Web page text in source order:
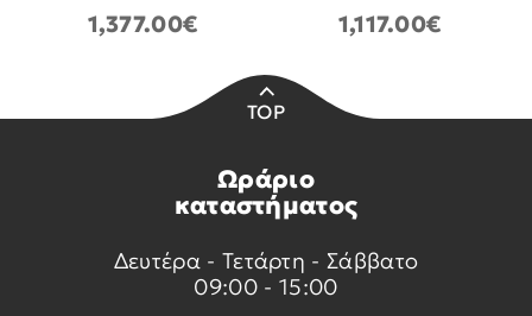
1,377.00€ 1,117.00€
TOP
Ωράριο
καταστήματος
Δευτέρα - Τετάρτη - Σάββατο
09:00 - 15:00